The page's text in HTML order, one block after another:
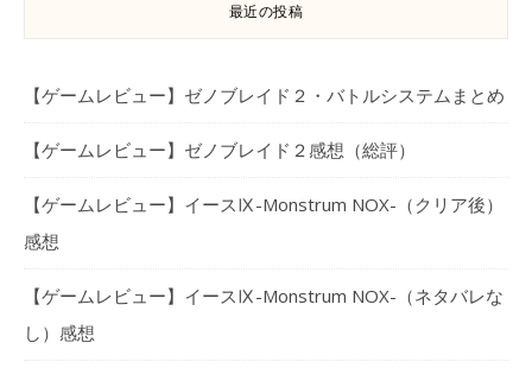
最近の投稿
【ゲームレビュー】ゼノブレイド２・バトルシステムまとめ
【ゲームレビュー】ゼノブレイド２感想（総評）
【ゲームレビュー】イースⅨ-Monstrum NOX-（クリア後）
感想
【ゲームレビュー】イースⅨ-Monstrum NOX-（ネタバレな
し）感想